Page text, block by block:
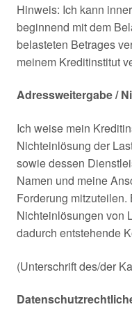
Hinweis: Ich kann
beginnend mit dem
belasteten Betrages
meinem Kreditinstitut
Adressweitergabe /
Ich weise mein
Nichteinlösung der
sowie dessen
Namen und meine
Forderung mitzuteilen.
Nichteinlösungen von
dadurch entstehende
(Unterschrift des/der